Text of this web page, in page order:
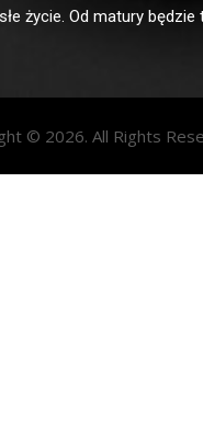
życie. Od matury będzie
© 2026. All Rights